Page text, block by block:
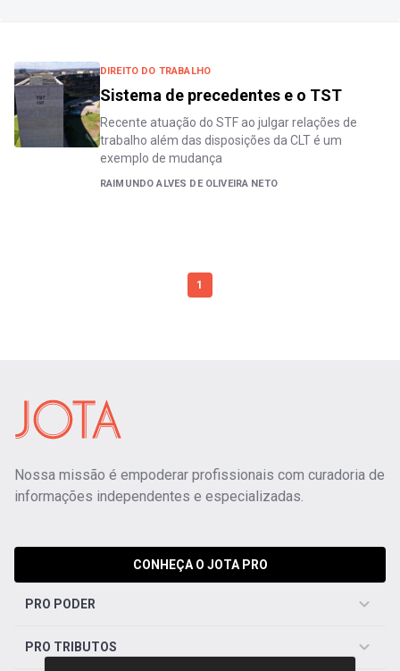
DIREITO DO TRABALHO
Sistema de precedentes e o TST
Recente atuação do STF ao julgar relações de
trabalho além das disposições da CLT é um
exemplo de mudança
RAIMUNDO ALVES DE OLIVEIRA NETO
1
Nossa missão é empoderar profissionais com curadoria de
informações independentes e especializadas.
CONHEÇA O JOTA PRO
PRO PODER
PRO TRIBUTOS